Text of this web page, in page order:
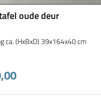
oude deur
ca. (HxBxD) 39x164x40 cm